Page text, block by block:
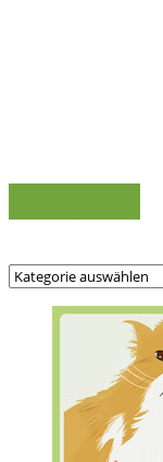
Kategorien